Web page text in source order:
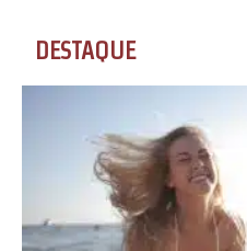
DESTAQUE